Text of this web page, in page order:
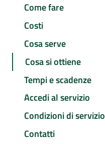
Come fare
Costi
Cosa serve
Cosa si ottiene
Tempi e scadenze
Accedi al servizio
Condizioni di servizio
Contatti